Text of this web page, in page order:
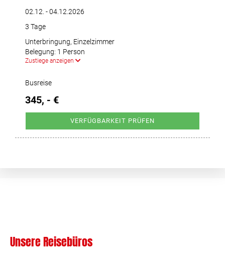
02.12. - 04.12.2026
3 Tage
Unterbringung, Einzelzimmer
Belegung: 1 Person
Zustiege anzeigen
Busreise
345, - €
VERFÜGBARKEIT PRÜFEN
Unsere Reisebüros